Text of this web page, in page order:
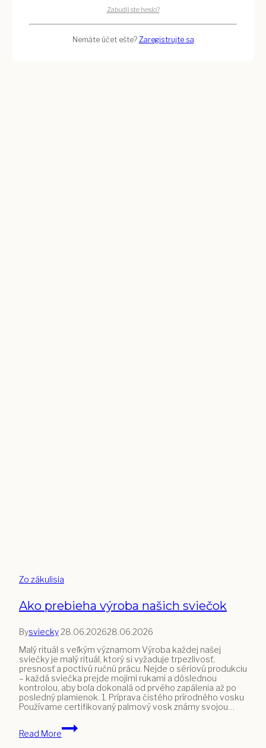
Zo zákulisia
Ako prebieha výroba našich sviečok
Bysviecky28.06.202628.06.2026
Malý rituál s veľkým významom Výroba každej našej
sviečky je malý rituál, ktorý si vyžaduje trpezlivosť,
presnosť a poctivú ručnú prácu. Nejde o sériovú produkciu
– každá sviečka prejde mojimi rukami a dôslednou
kontrolou, aby bola dokonalá od prvého zapálenia až po
posledný plamienok. 1. Príprava čistého prírodného vosku
Používame certifikovaný palmový vosk známy svojou…
Read More
Ako
prebieha
Zabudli ste heslo?
Nemáte účet ešte? Zaregistrujte sa